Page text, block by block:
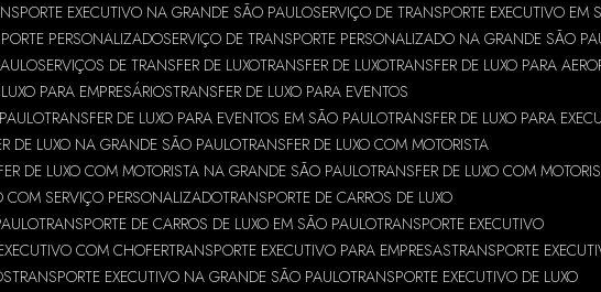
EXECUTIVO NA GRANDE SÃO PAULOSERVIÇO DE TRANSPORTE EXECUTIVO EM
PERSONALIZADOSERVIÇO DE TRANSPORTE PERSONALIZADO NA GRANDE SÃO
SERVIÇOS DE TRANSFER DE LUXOTRANSFER DE LUXOTRANSFER DE LUXO PARA
PARA EMPRESÁRIOSTRANSFER DE LUXO PARA EVENTOS
TRANSFER DE LUXO PARA EVENTOS EM SÃO PAULOTRANSFER DE LUXO PARA
DE LUXO NA GRANDE SÃO PAULOTRANSFER DE LUXO COM MOTORISTA
DE LUXO COM MOTORISTA NA GRANDE SÃO PAULOTRANSFER DE LUXO COM
COM SERVIÇO PERSONALIZADOTRANSPORTE DE CARROS DE LUXO
TRANSPORTE DE CARROS DE LUXO EM SÃO PAULOTRANSPORTE EXECUTIVO
COM CHOFERTRANSPORTE EXECUTIVO PARA EMPRESASTRANSPORTE
TRANSPORTE EXECUTIVO NA GRANDE SÃO PAULOTRANSPORTE EXECUTIVO DE LUXO